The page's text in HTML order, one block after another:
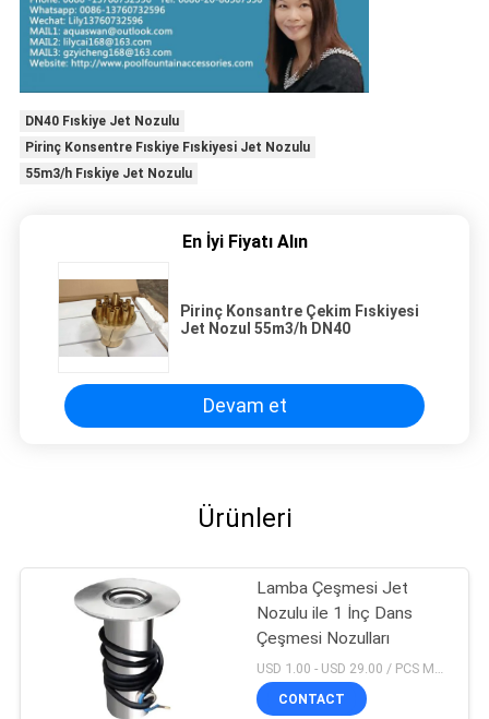
DN40 Fıskiye Jet Nozulu
Pirinç Konsentre Fıskiye Fıskiyesi Jet Nozulu
55m3/h Fıskiye Jet Nozulu
En İyi Fiyatı Alın
Pirinç Konsantre Çekim Fıskiyesi
Jet Nozul 55m3/h DN40
Devam et
Ürünleri
Lamba Çeşmesi Jet
Nozulu ile 1 İnç Dans
Çeşmesi Nozulları
CONTACT